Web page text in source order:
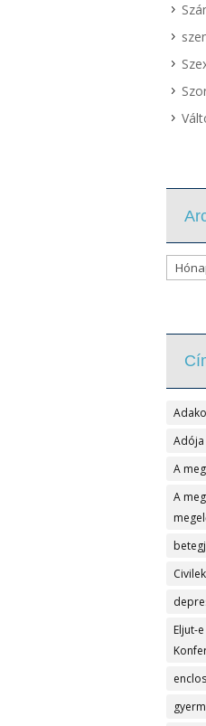
Adója
A
A
Eljut-